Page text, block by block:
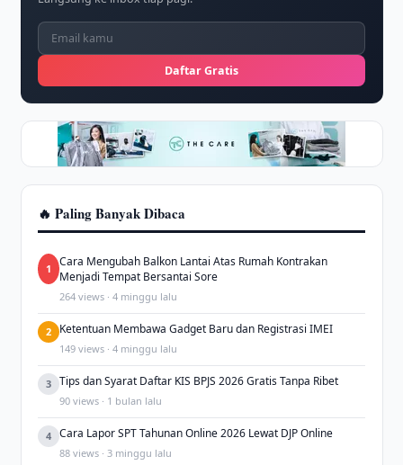
Daftar Gratis
🔥 Paling Banyak Dibaca
1
Cara Mengubah Balkon Lantai Atas Rumah Kontrakan
Menjadi Tempat Bersantai Sore
264 views · 4 minggu lalu
2 Ketentuan Membawa Gadget Baru dan Registrasi IMEI
149 views · 4 minggu lalu
3 Tips dan Syarat Daftar KIS BPJS 2026 Gratis Tanpa Ribet
90 views · 1 bulan lalu
4 Cara Lapor SPT Tahunan Online 2026 Lewat DJP Online
88 views · 3 minggu lalu